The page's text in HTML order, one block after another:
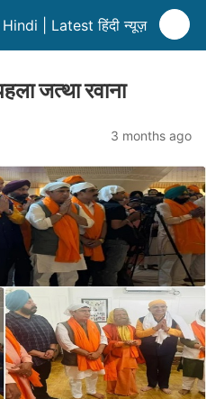
| Latest हिंदी न्यूज़
जत्था रवाना
3 months ago